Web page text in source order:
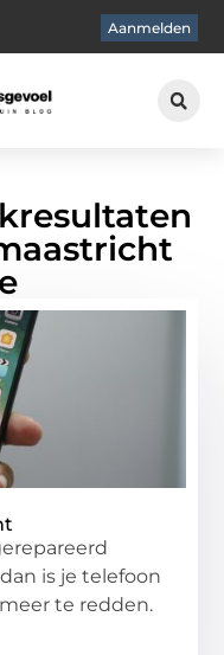
Aanmelden
is je telefoon
te redden.